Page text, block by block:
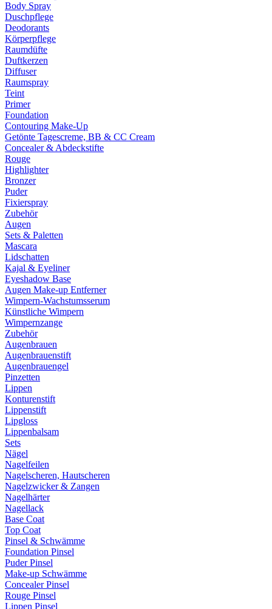
Body Spray
Duschpflege
Deodorants
Körperpflege
Raumdüfte
Duftkerzen
Diffuser
Raumspray
Teint
Primer
Foundation
Contouring Make-Up
Getönte Tagescreme, BB & CC Cream
Concealer & Abdeckstifte
Rouge
Highlighter
Bronzer
Puder
Fixierspray
Zubehör
Augen
Sets & Paletten
Mascara
Lidschatten
Kajal & Eyeliner
Eyeshadow Base
Augen Make-up Entferner
Wimpern-Wachstumsserum
Künstliche Wimpern
Wimpernzange
Zubehör
Augenbrauen
Augenbrauenstift
Augenbrauengel
Pinzetten
Lippen
Konturenstift
Lippenstift
Lipgloss
Lippenbalsam
Sets
Nägel
Nagelfeilen
Nagelscheren, Hautscheren
Nagelzwicker & Zangen
Nagelhärter
Nagellack
Base Coat
Top Coat
Pinsel & Schwämme
Foundation Pinsel
Puder Pinsel
Make-up Schwämme
Concealer Pinsel
Rouge Pinsel
Lippen Pinsel